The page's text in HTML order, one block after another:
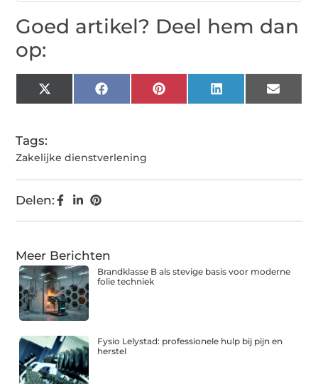
Goed artikel? Deel hem dan
op:
X
(Twitter)
FacebookPinterestLinkedIn Email
Tags:
Zakelijke dienstverlening
Delen:
Meer Berichten
Brandklasse B als stevige basis voor moderne
folie techniek
Fysio Lelystad: professionele hulp bij pijn en
herstel